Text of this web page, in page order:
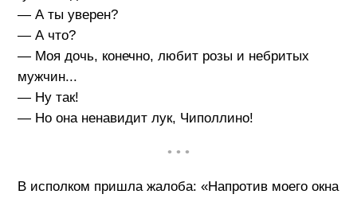
— А ты уверен?
— А что?
— Моя дочь, конечно, любит розы и небритых
мужчин...
— Ну так!
— Но она ненавидит лук, Чиполлино!
• • •
В исполком пришла жалоба: «Напротив моего окна